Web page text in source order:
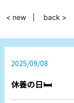
< new back >
2025/09/08
休養の日🛏